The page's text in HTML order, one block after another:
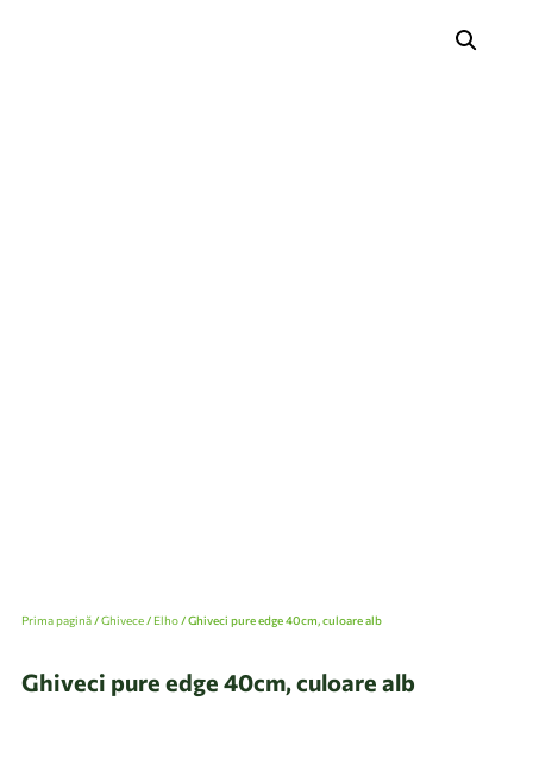
Prima pagină/Ghivece/ Elho/ Ghiveci pure edge 40cm, culoare alb
Ghiveci pure edge 40cm, culoare alb